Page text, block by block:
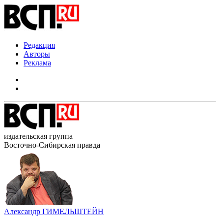
Редакция
Авторы
Реклама
издательская группа
Восточно-Сибирская правда
Александр ГИМЕЛЬШТЕЙН